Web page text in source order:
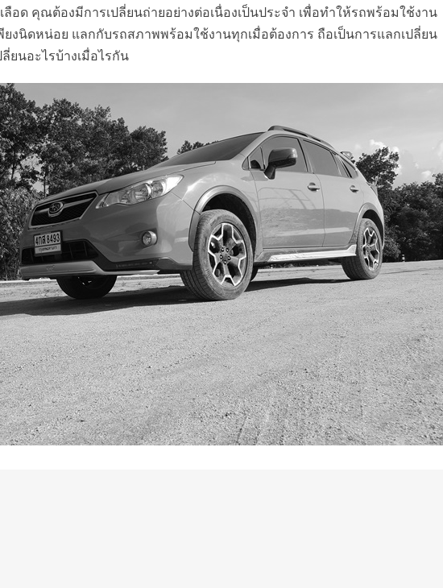
อด คุณต้องมีการเปลี่ยนถ่ายอย่างต่อเนื่องเป็นประจำ เพื่อทำให้รถพร้อมใช้งาน
ยงนิดหน่อย แลกกับรถสภาพพร้อมใช้งานทุกเมื่อต้องการ ถือเป็นการแลกเปลี่ยน
ยนอะไรบ้างเมื่อไรกัน